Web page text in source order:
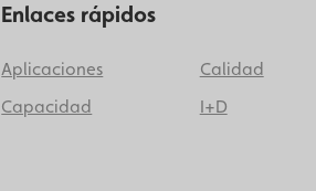
Enlaces rápidos
Aplicaciones Calidad
Capacidad
I+D